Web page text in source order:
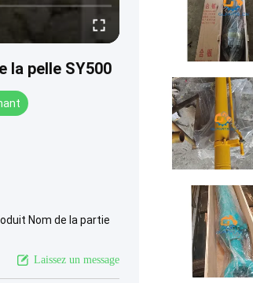
la pelle SY500
Nom de la partie
Laissez un message